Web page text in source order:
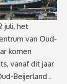
juli, het
van Oud-
komen
vanaf dit jaar
Beijerland .